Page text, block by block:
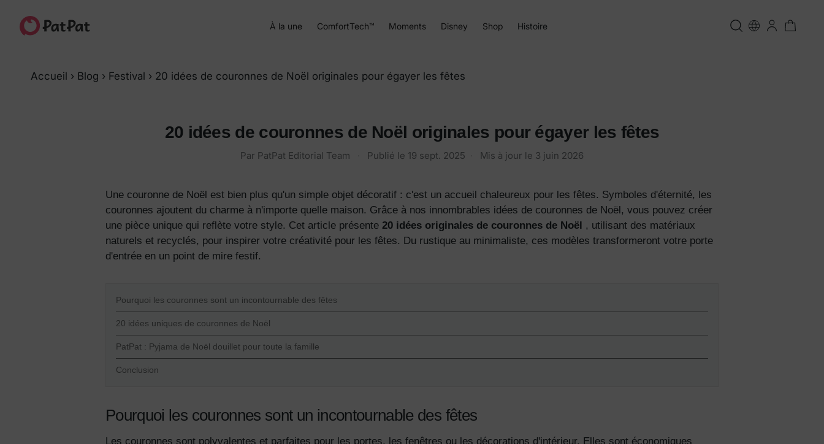
À la une ComfortTech™ Moments Disney Shop Histoire
Accueil › Blog › Festival › 20 idées de couronnes de Noël originales pour égayer les fêtes
20 idées de couronnes de Noël originales pour égayer les fêtes
Par PatPat Editorial Team Publié le 19 sept. 2025 Mis à jour le 3 juin 2026
Une couronne de Noël est bien plus qu'un simple objet décoratif : c'est un accueil chaleureux pour les fêtes. Symboles d'éternité, les
couronnes ajoutent du charme à n'importe quelle maison. Grâce à nos innombrables idées de couronnes de Noël, vous pouvez créer
une pièce unique qui reflète votre style. Cet article présente 20 idées originales de couronnes de Noël , utilisant des matériaux
naturels et recyclés, pour inspirer votre créativité pour les fêtes. Du rustique au minimaliste, ces modèles transformeront votre porte
d'entrée en un point de mire festif.
Pourquoi les couronnes sont un incontournable des fêtes
20 idées uniques de couronnes de Noël
PatPat : Pyjama de Noël douillet pour toute la famille
Conclusion
Pourquoi les couronnes sont un incontournable des fêtes
Les couronnes sont polyvalentes et parfaites pour les portes, les fenêtres ou les décorations d'intérieur. Elles sont économiques